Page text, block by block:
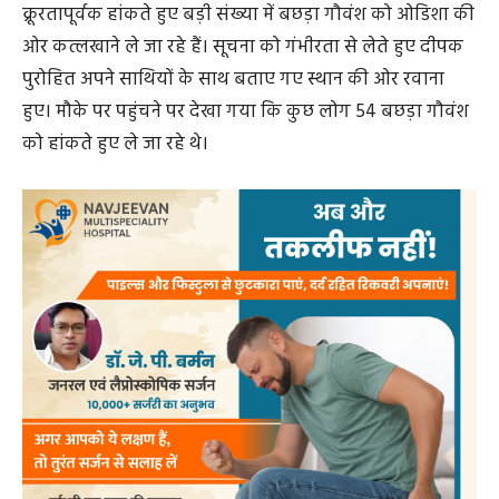
क्रूरतापूर्वक हांकते हुए बड़ी संख्या में बछड़ा गौवंश को ओडिशा की
ओर कत्लखाने ले जा रहे हैं। सूचना को गंभीरता से लेते हुए दीपक
पुरोहित अपने साथियों के साथ बताए गए स्थान की ओर रवाना
हुए। मौके पर पहुंचने पर देखा गया कि कुछ लोग 54 बछड़ा गौवंश
को हांकते हुए ले जा रहे थे।